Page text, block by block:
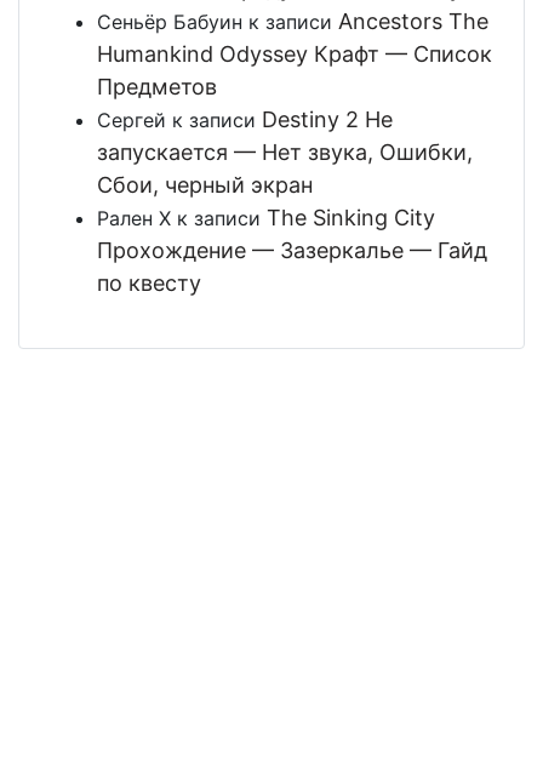
Сеньёр Бабуин к записи Ancestors The
Humankind Odyssey Крафт — Список
Предметов
Сергей к записи Destiny 2 Не
запускается — Нет звука, Ошибки,
Сбои, черный экран
Рален Х к записи The Sinking City
Прохождение — Зазеркалье — Гайд
по квесту